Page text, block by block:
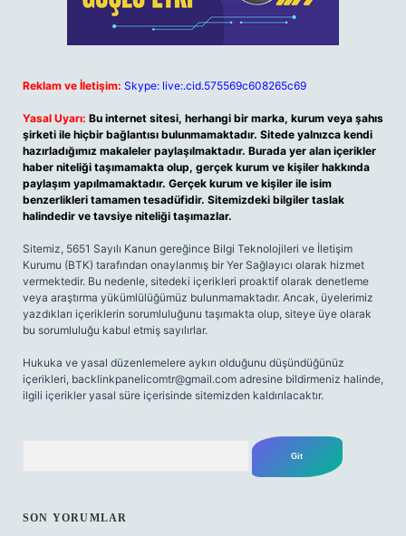
Reklam ve İletişim: Skype: live:.cid.575569c608265c69
Yasal Uyarı: Bu internet sitesi, herhangi bir marka, kurum veya şahıs
şirketi ile hiçbir bağlantısı bulunmamaktadır. Sitede yalnızca kendi
hazırladığımız makaleler paylaşılmaktadır. Burada yer alan içerikler
haber niteliği taşımamakta olup, gerçek kurum ve kişiler hakkında
paylaşım yapılmamaktadır. Gerçek kurum ve kişiler ile isim
benzerlikleri tamamen tesadüfidir. Sitemizdeki bilgiler taslak
halindedir ve tavsiye niteliği taşımazlar.
Sitemiz, 5651 Sayılı Kanun gereğince Bilgi Teknolojileri ve İletişim
Kurumu (BTK) tarafından onaylanmış bir Yer Sağlayıcı olarak hizmet
vermektedir. Bu nedenle, sitedeki içerikleri proaktif olarak denetleme
veya araştırma yükümlülüğümüz bulunmamaktadır. Ancak, üyelerimiz
yazdıkları içeriklerin sorumluluğunu taşımakta olup, siteye üye olarak
bu sorumluluğu kabul etmiş sayılırlar.
Hukuka ve yasal düzenlemelere aykırı olduğunu düşündüğünüz
içerikleri, backlinkpanelicomtr@gmail.com adresine bildirmeniz halinde,
ilgili içerikler yasal süre içerisinde sitemizden kaldırılacaktır.
SON YORUMLAR